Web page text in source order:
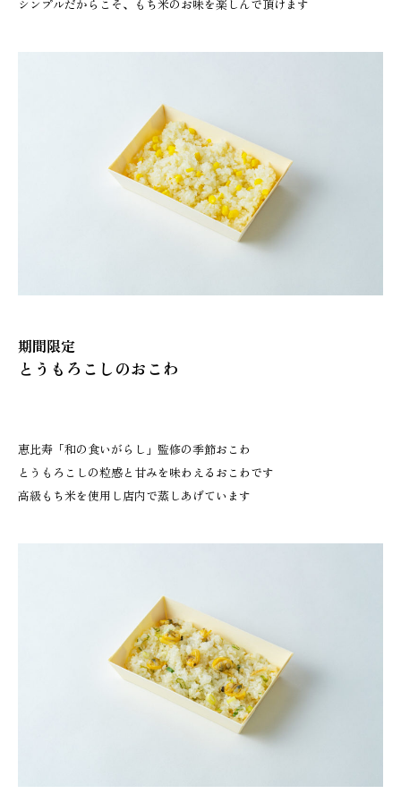
ABOUT
STORE
INFORMATION
RECRUIT
シンプルだからこそ、もち米のお味を楽しんで頂けます
期間限定
とうもろこしのおこわ
恵比寿「和の食いがらし」監修の季節おこわ
とうもろこしの粒感と甘みを味わえるおこわです
高級もち米を使用し店内で蒸しあげています